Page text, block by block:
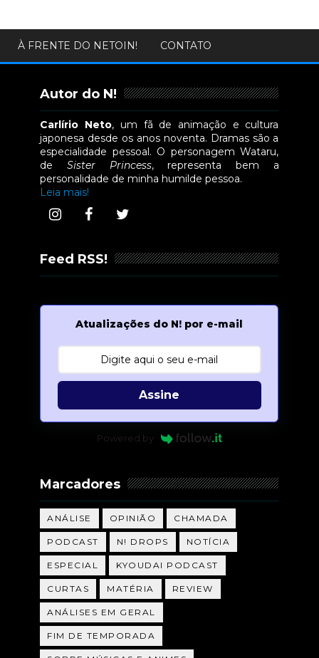
À FRENTE DO NETOIN! CONTATO
Autor do N!
Carlírio Neto, um fã de animação e cultura
japonesa desde os anos noventa. Dramas são a
especialidade pessoal. O personagem Wataru,
deSister Princess, representa bem a
personalidade de minha humilde pessoa.
Leia mais!
Feed RSS!
Atualizações do N! por e-mail
Assine
Powered by
Marcadores
ANÁLISE OPINIÃO CHAMADA
PODCAST N! DROPS NOTÍCIA
ESPECIAL KYOUDAI PODCAST
CURTAS MATÉRIA REVIEW
ANÁLISES EM GERAL
FIM DE TEMPORADA